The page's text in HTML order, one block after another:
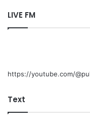
LIVE FM
https://youtube.com/
Text